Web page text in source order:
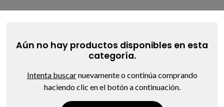
Aún no hay productos disponibles en esta
categoría.
Intenta buscarnuevamente o continúa comprando
haciendo clic en el botón a continuación.